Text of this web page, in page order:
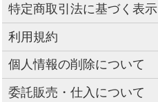
特定商取引法に基づく表示
利用規約
個人情報の削除について
委託販売・仕入について